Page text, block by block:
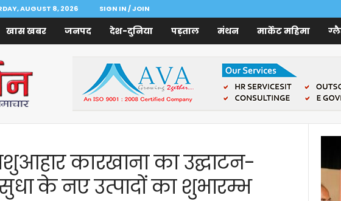
AUGUST 8, 2026 SIGN IN / JOIN
खास खबर जनपद देश-दुनिया पड़ताल मंथन मार्केट महिमा
कारखाना का उद्घाटन-
के नए उत्पादों का शुभारम्भ